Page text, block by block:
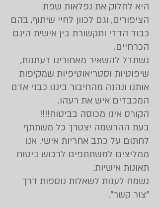
היא לחלוק את נפלאות שפת
הציפורים, וגם לכוון לחיי שיתוף, בהם
כבוד הדדי ותקשורת בין אישית הינם
הכרחיים.
נשתדל להשאיר מאחורינו דעתנות,
שיפוטיות וסטריאוטיפיות שמקיפות
אותנו ונהנה מהחיבור ביננו כבני אדם
המכבדים איש את רעהו.
הקורס אינו מכוסה בביטוח!!!!
בעת ההרשמה יצטרך כל משתתף
לחתום על כתב אחריות אישי. אנו
ממליצים למשתתפים לרכוש ביטוח
תאונות אישיות.
נשמח לענות לשאלות נוספות דרך
"צור קשר".